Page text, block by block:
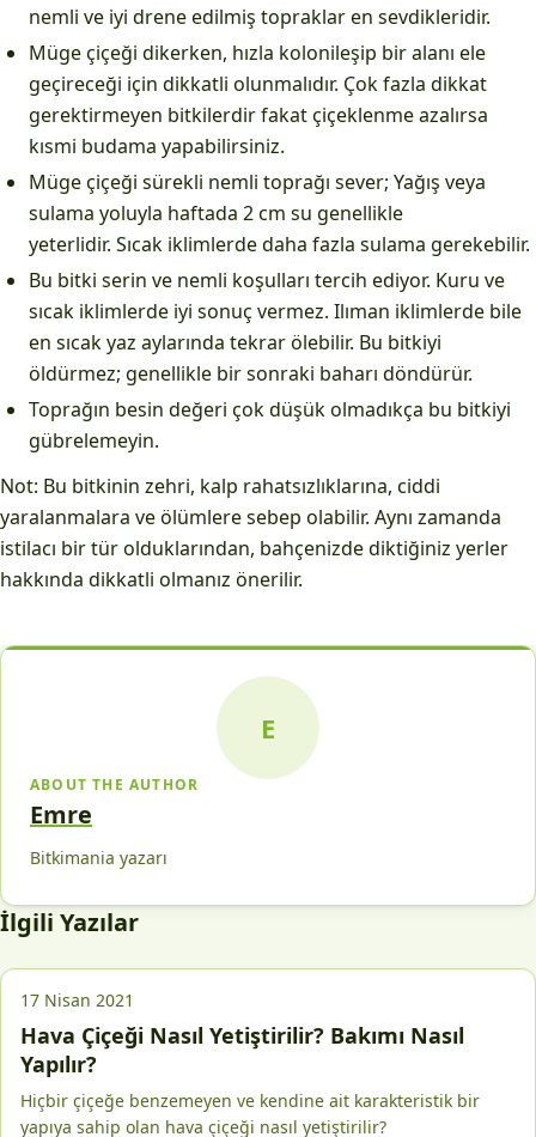
nemli ve iyi drene edilmiş topraklar en sevdikleridir.
Müge çiçeği dikerken, hızla kolonileşip bir alanı ele
geçireceği için dikkatli olunmalıdır. Çok fazla dikkat
gerektirmeyen bitkilerdir fakat çiçeklenme azalırsa
kısmi budama yapabilirsiniz.
Müge çiçeği sürekli nemli toprağı sever; Yağış veya
sulama yoluyla haftada 2 cm su genellikle
yeterlidir. Sıcak iklimlerde daha fazla sulama gerekebilir.
Bu bitki serin ve nemli koşulları tercih ediyor. Kuru ve
sıcak iklimlerde iyi sonuç vermez. Ilıman iklimlerde bile
en sıcak yaz aylarında tekrar ölebilir. Bu bitkiyi
öldürmez; genellikle bir sonraki baharı döndürür.
Toprağın besin değeri çok düşük olmadıkça bu bitkiyi
gübrelemeyin.
Not: Bu bitkinin zehri, kalp rahatsızlıklarına, ciddi
yaralanmalara ve ölümlere sebep olabilir. Aynı zamanda
istilacı bir tür olduklarından, bahçenizde diktiğiniz yerler
hakkında dikkatli olmanız önerilir.
E
ABOUT THE AUTHOR
Emre
Bitkimania yazarı
İlgili Yazılar
17 Nisan 2021
Hava Çiçeği Nasıl Yetiştirilir? Bakımı Nasıl
Yapılır?
Hiçbir çiçeğe benzemeyen ve kendine ait karakteristik bir
yapıya sahip olan hava çiçeği nasıl yetiştirilir?